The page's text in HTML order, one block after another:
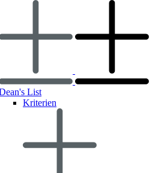
List
Kriterien